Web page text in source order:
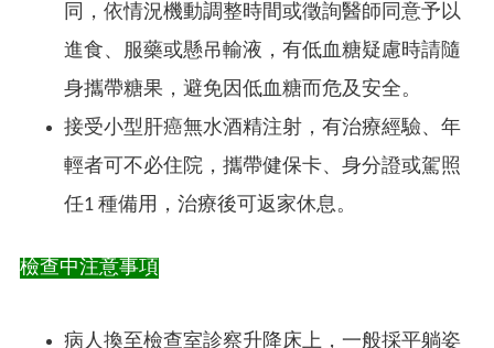
同，依情況機動調整時間或徵詢醫師同意予以
進食、服藥或懸吊輸液，有低血糖疑慮時請隨
身攜帶糖果，避免因低血糖而危及安全。
接受小型肝癌無水酒精注射，有治療經驗、年
輕者可不必住院，攜帶健保卡、身分證或駕照
任1 種備用，治療後可返家休息。
檢查中注意事項
病人換至檢查室診察升降床上，一般採平躺姿